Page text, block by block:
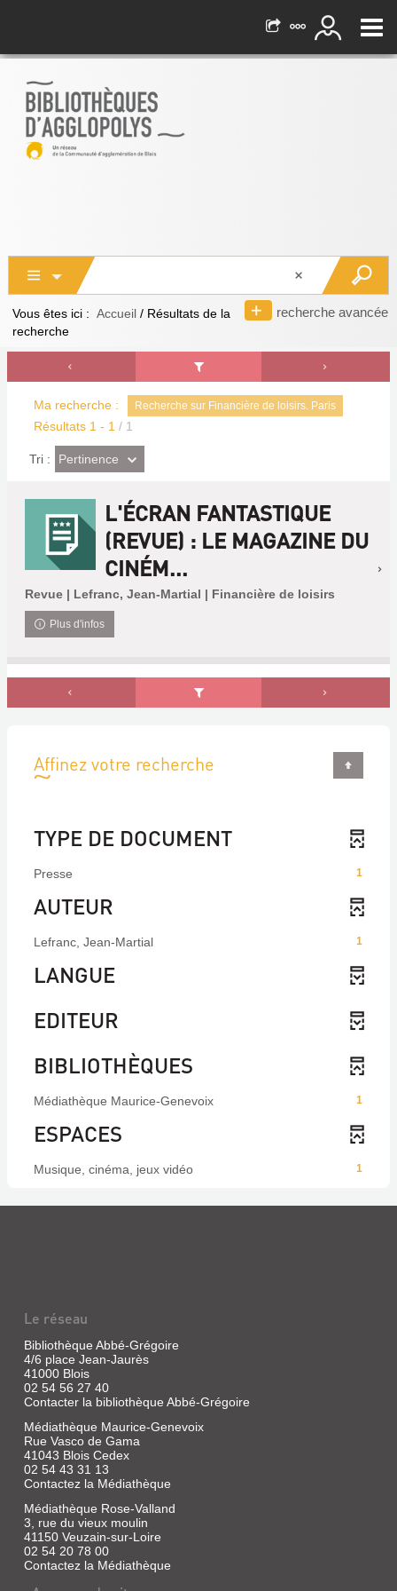
recherche avancée
Vous êtes ici : Accueil / Résultats de la
recherche
Ma recherche : Recherche sur Financière de loisirs. Paris
Résultats 1 - 1 / 1
Tri : (Effet
imédiat)
Pertinence
L'ÉCRAN FANTASTIQUE
(REVUE) : LE MAGAZINE DU
CINÉM...
Revue | Lefranc, Jean-Martial | Financière de loisirs
Plus d'infos
Affinez votre recherche
TYPE DE DOCUMENT
1
Presse
AUTEUR
1
Lefranc, Jean-Martial
LANGUE
EDITEUR
BIBLIOTHÈQUES
1
Médiathèque Maurice-Genevoix
ESPACES
1
Musique, cinéma, jeux vidéo
Le réseau
Bibliothèque Abbé-Grégoire
4/6 place Jean-Jaurès
41000 Blois
02 54 56 27 40
Contacter la bibliothèque Abbé-Grégoire
Médiathèque Maurice-Genevoix
Rue Vasco de Gama
41043 Blois Cedex
02 54 43 31 13
Contactez la Médiathèque
Médiathèque Rose-Valland
3, rue du vieux moulin
41150 Veuzain-sur-Loire
02 54 20 78 00
Contactez la Médiathèque